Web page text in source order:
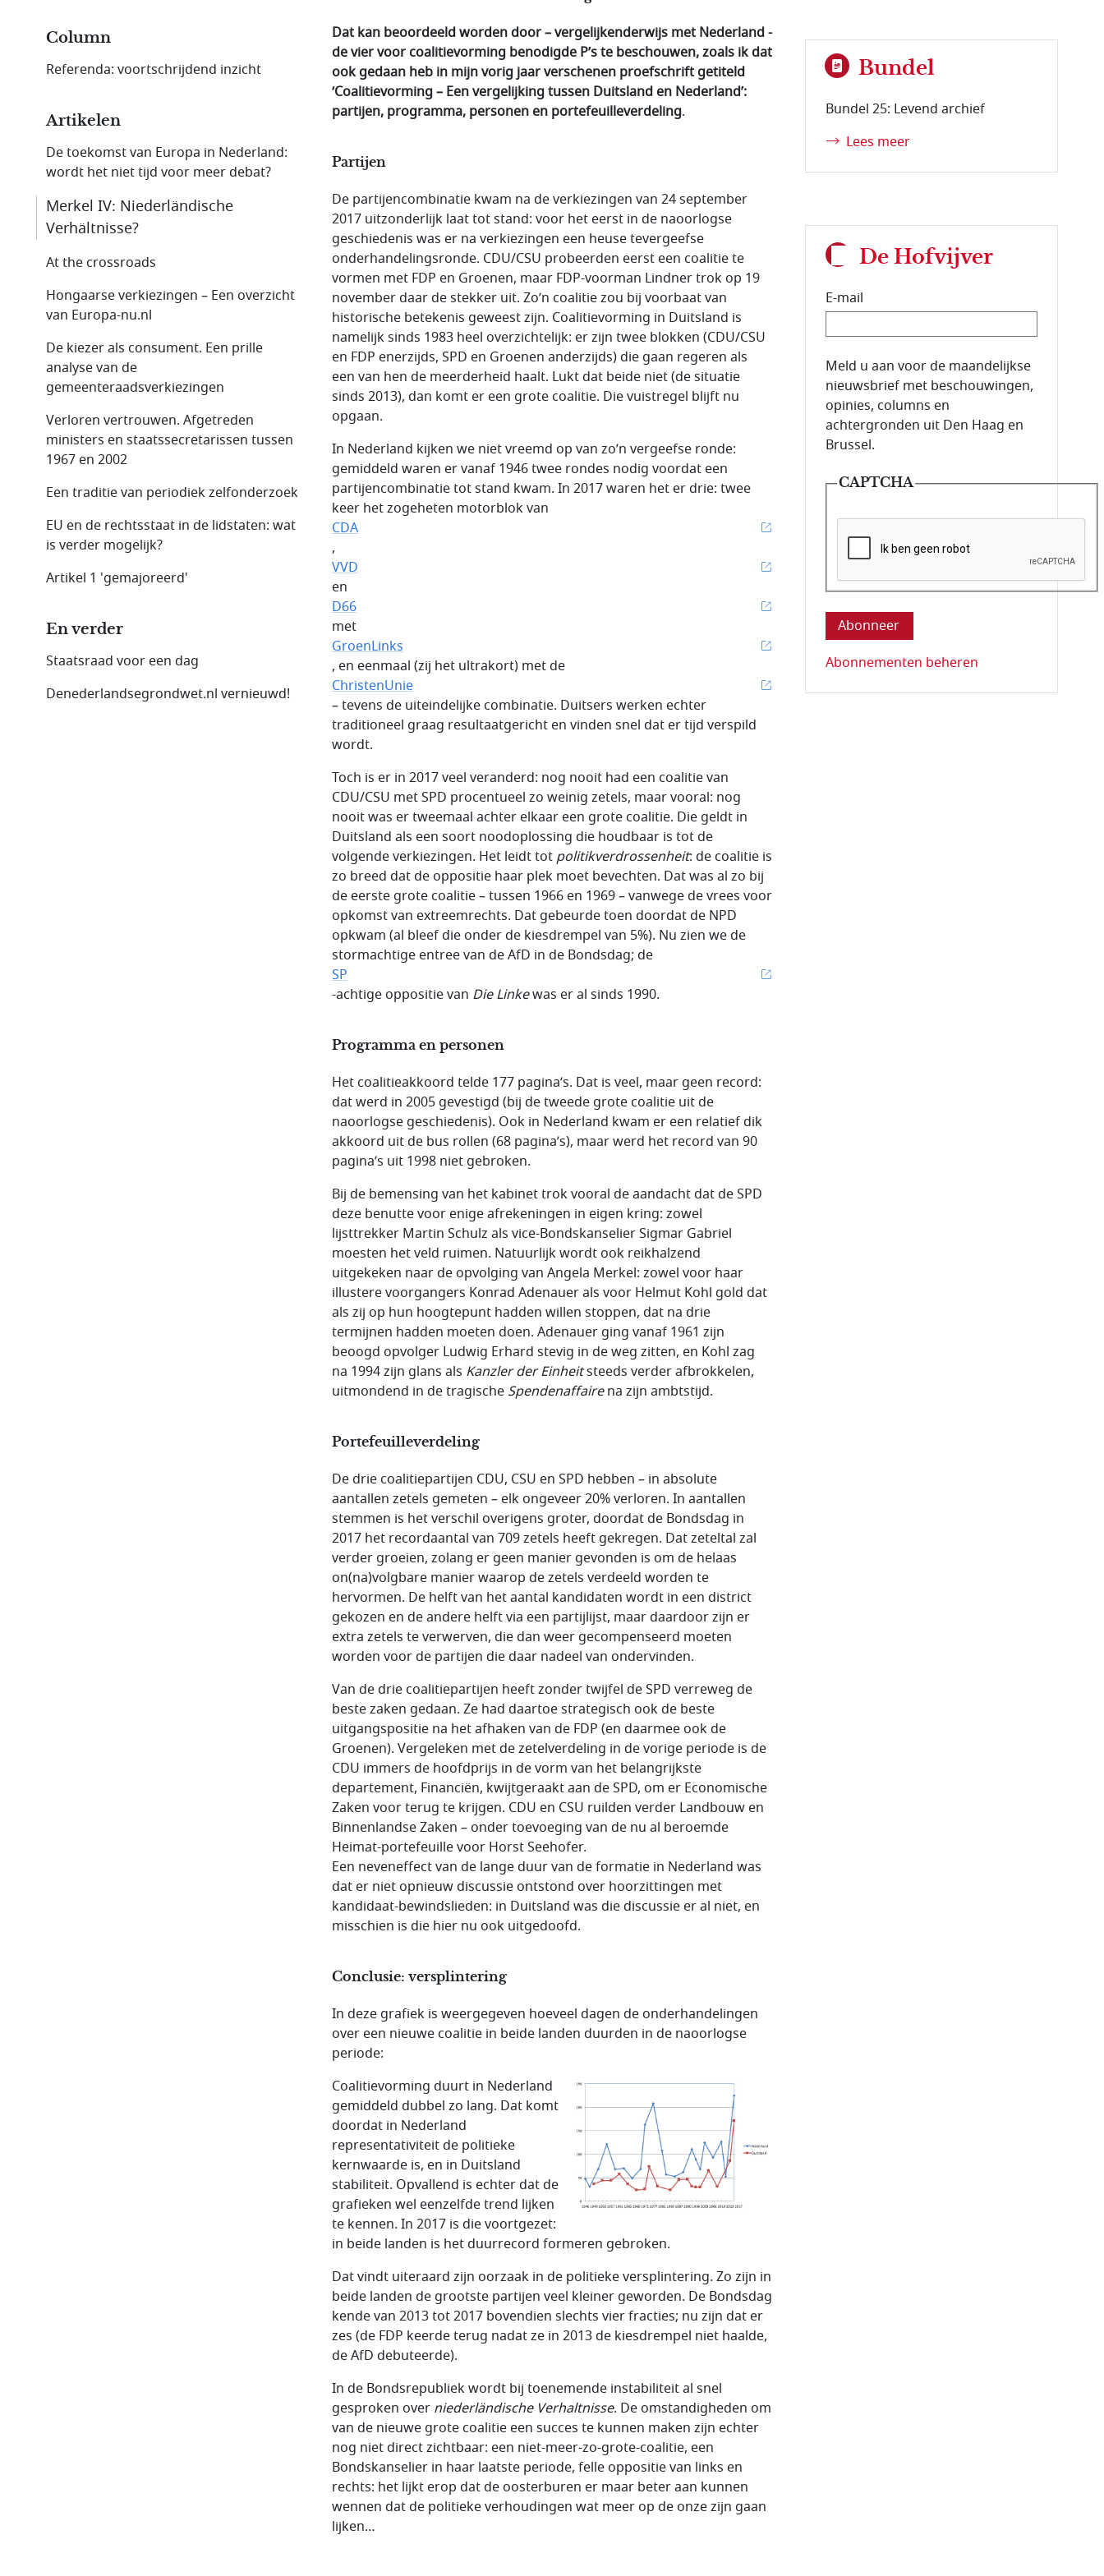
Dat kan beoordeeld worden door – vergelijkenderwijs met Nederland -
de vier voor coalitievorming benodigde P’s te beschouwen, zoals ik dat
ook gedaan heb in mijn vorig jaar verschenen proefschrift getiteld
‘Coalitievorming – Een vergelijking tussen Duitsland en Nederland’:
partijen, programma, personen en portefeuilleverdeling.
Partijen
De partijencombinatie kwam na de verkiezingen van 24 september
2017 uitzonderlijk laat tot stand: voor het eerst in de naoorlogse
geschiedenis was er na verkiezingen een heuse tevergeefse
onderhandelingsronde. CDU/CSU probeerden eerst een coalitie te
vormen met FDP en Groenen, maar FDP-voorman Lindner trok op 19
november daar de stekker uit. Zo’n coalitie zou bij voorbaat van
historische betekenis geweest zijn. Coalitievorming in Duitsland is
namelijk sinds 1983 heel overzichtelijk: er zijn twee blokken (CDU/CSU
en FDP enerzijds, SPD en Groenen anderzijds) die gaan regeren als
een van hen de meerderheid haalt. Lukt dat beide niet (de situatie
sinds 2013), dan komt er een grote coalitie. Die vuistregel blijft nu
opgaan.
In Nederland kijken we niet vreemd op van zo’n vergeefse ronde:
gemiddeld waren er vanaf 1946 twee rondes nodig voordat een
partijencombinatie tot stand kwam. In 2017 waren het er drie: twee
keer het zogeheten motorblok van
CDA
,
VVD
en
D66
met
GroenLinks
, en eenmaal (zij het ultrakort) met de
ChristenUnie
– tevens de uiteindelijke combinatie. Duitsers werken echter
traditioneel graag resultaatgericht en vinden snel dat er tijd verspild
wordt.
Toch is er in 2017 veel veranderd: nog nooit had een coalitie van
CDU/CSU met SPD procentueel zo weinig zetels, maar vooral: nog
nooit was er tweemaal achter elkaar een grote coalitie. Die geldt in
Duitsland als een soort noodoplossing die houdbaar is tot de
volgende verkiezingen. Het leidt tot politikverdrossenheit: de coalitie is
zo breed dat de oppositie haar plek moet bevechten. Dat was al zo bij
de eerste grote coalitie – tussen 1966 en 1969 – vanwege de vrees voor
opkomst van extreemrechts. Dat gebeurde toen doordat de NPD
opkwam (al bleef die onder de kiesdrempel van 5%). Nu zien we de
stormachtige entree van de AfD in de Bondsdag; de
SP
-achtige oppositie van Die Linkewas er al sinds 1990.
Programma en personen
Het coalitieakkoord telde 177 pagina’s. Dat is veel, maar geen record:
dat werd in 2005 gevestigd (bij de tweede grote coalitie uit de
naoorlogse geschiedenis). Ook in Nederland kwam er een relatief dik
akkoord uit de bus rollen (68 pagina’s), maar werd het record van 90
pagina’s uit 1998 niet gebroken.
Bij de bemensing van het kabinet trok vooral de aandacht dat de SPD
deze benutte voor enige afrekeningen in eigen kring: zowel
lijsttrekker Martin Schulz als vice-Bondskanselier Sigmar Gabriel
moesten het veld ruimen. Natuurlijk wordt ook reikhalzend
uitgekeken naar de opvolging van Angela Merkel: zowel voor haar
illustere voorgangers Konrad Adenauer als voor Helmut Kohl gold dat
als zij op hun hoogtepunt hadden willen stoppen, dat na drie
termijnen hadden moeten doen. Adenauer ging vanaf 1961 zijn
beoogd opvolger Ludwig Erhard stevig in de weg zitten, en Kohl zag
na 1994 zijn glans als Kanzler der Einheitsteeds verder afbrokkelen,
uitmondend in de tragische Spendenaffairena zijn ambtstijd.
Portefeuilleverdeling
De drie coalitiepartijen CDU, CSU en SPD hebben – in absolute
aantallen zetels gemeten – elk ongeveer 20% verloren. In aantallen
stemmen is het verschil overigens groter, doordat de Bondsdag in
2017 het recordaantal van 709 zetels heeft gekregen. Dat zeteltal zal
verder groeien, zolang er geen manier gevonden is om de helaas
on(na)volgbare manier waarop de zetels verdeeld worden te
hervormen. De helft van het aantal kandidaten wordt in een district
gekozen en de andere helft via een partijlijst, maar daardoor zijn er
extra zetels te verwerven, die dan weer gecompenseerd moeten
worden voor de partijen die daar nadeel van ondervinden.
Van de drie coalitiepartijen heeft zonder twijfel de SPD verreweg de
beste zaken gedaan. Ze had daartoe strategisch ook de beste
uitgangspositie na het afhaken van de FDP (en daarmee ook de
Groenen). Vergeleken met de zetelverdeling in de vorige periode is de
CDU immers de hoofdprijs in de vorm van het belangrijkste
departement, Financiën, kwijtgeraakt aan de SPD, om er Economische
Zaken voor terug te krijgen. CDU en CSU ruilden verder Landbouw en
Binnenlandse Zaken – onder toevoeging van de nu al beroemde
Heimat-portefeuille voor Horst Seehofer.
Een neveneffect van de lange duur van de formatie in Nederland was
dat er niet opnieuw discussie ontstond over hoorzittingen met
kandidaat-bewindslieden: in Duitsland was die discussie er al niet, en
misschien is die hier nu ook uitgedoofd.
Conclusie: versplintering
In deze grafiek is weergegeven hoeveel dagen de onderhandelingen
over een nieuwe coalitie in beide landen duurden in de naoorlogse
periode:
Coalitievorming duurt in Nederland
gemiddeld dubbel zo lang. Dat komt
doordat in Nederland
representativiteit de politieke
kernwaarde is, en in Duitsland
stabiliteit. Opvallend is echter dat de
grafieken wel eenzelfde trend lijken
te kennen. In 2017 is die voortgezet:
in beide landen is het duurrecord formeren gebroken.
Dat vindt uiteraard zijn oorzaak in de politieke versplintering. Zo zijn in
beide landen de grootste partijen veel kleiner geworden. De Bondsdag
kende van 2013 tot 2017 bovendien slechts vier fracties; nu zijn dat er
zes (de FDP keerde terug nadat ze in 2013 de kiesdrempel niet haalde,
de AfD debuteerde).
In de Bondsrepubliek wordt bij toenemende instabiliteit al snel
gesproken over niederländische Verhaltnisse. De omstandigheden om
van de nieuwe grote coalitie een succes te kunnen maken zijn echter
nog niet direct zichtbaar: een niet-meer-zo-grote-coalitie, een
Bondskanselier in haar laatste periode, felle oppositie van links en
rechts: het lijkt erop dat de oosterburen er maar beter aan kunnen
wennen dat de politieke verhoudingen wat meer op de onze zijn gaan
lijken…
Column
Referenda: voortschrijdend inzicht
Artikelen
De toekomst van Europa in Nederland:
wordt het niet tijd voor meer debat?
Merkel IV: Niederländische
Verhältnisse?
At the crossroads
Hongaarse verkiezingen – Een overzicht
van Europa-nu.nl
De kiezer als consument. Een prille
analyse van de
gemeenteraadsverkiezingen
Verloren vertrouwen. Afgetreden
ministers en staatssecretarissen tussen
1967 en 2002
Een traditie van periodiek zelfonderzoek
EU en de rechtsstaat in de lidstaten: wat
is verder mogelijk?
Artikel 1 'gemajoreerd'
En verder
Staatsraad voor een dag
Denederlandsegrondwet.nl vernieuwd!
Bundel
Bundel 25: Levend archief
Lees meer
De Hofvijver
E-mail
E-mailadres van de abonnee.
Meld u aan voor de maandelijkse
nieuwsbrief met beschouwingen,
opinies, columns en
achtergronden uit Den Haag en
Brussel.
CAPTCHA
Deze vraag is om te controleren dat u
Abonnementen beheren